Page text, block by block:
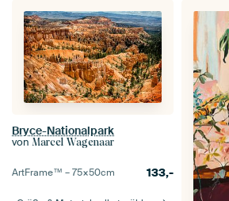
Bryce-Nationalpark
von Marcel Wagenaar
ArtFrame™ –75×50cm 133,-